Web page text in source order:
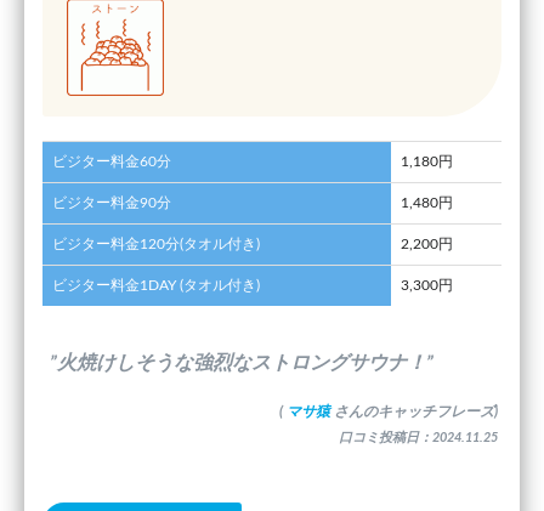
ビジター料金60分 1,180円
ビジター料金90分 1,480円
ビジター料金120分(タオル付き) 2,200円
ビジター料金1DAY (タオル付き) 3,300円
”火焼けしそうな強烈なストロングサウナ！”
( マサ猿 さんのキャッチフレーズ)
口コミ投稿日：2024.11.25